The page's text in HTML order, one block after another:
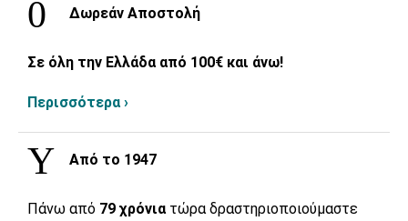
Δωρεάν Αποστολή
Σε όλη την Ελλάδα από 100€ και άνω!
Περισσότερα ›
Από το 1947
Πάνω από 79 χρόνια τώρα δραστηριοποιούμαστε